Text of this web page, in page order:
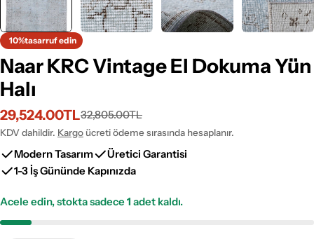
10%tasarruf edin
Naar KRC Vintage El Dokuma Yün
Halı
İndirimli
fiyat
29,524.00TL
Normal
fiyat
32,805.00TL
KDV dahildir. Kargo ücreti ödeme sırasında hesaplanır.
Modern Tasarım
Üretici Garantisi
1-3 İş Gününde Kapınızda
Acele edin, stokta sadece1 adet kaldı.